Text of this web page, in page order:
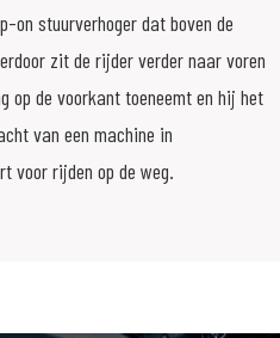
on stuurverhoger dat boven de
zit de rijder verder naar voren
op de voorkant toeneemt en hij het
van een machine in
voor rijden op de weg.